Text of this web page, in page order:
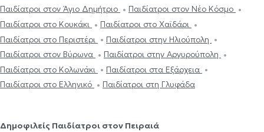
Παιδίατροι στον Άγιο Δημήτριο
Παιδίατροι στον Νέο Κόσμο
Παιδίατροι στο Κουκάκι
Παιδίατροι στο Χαϊδάρι
Παιδίατροι στο Περιστέρι
Παιδίατροι στην Ηλιούπολη
Παιδίατροι στον Βύρωνα
Παιδίατροι στην Αργυρούπολη
Παιδίατροι στο Κολωνάκι
Παιδίατροι στα Εξάρχεια
Παιδίατροι στο Ελληνικό
Παιδίατροι στη Γλυφάδα
Δημοφιλείς Παιδίατροι στον Πειραιά